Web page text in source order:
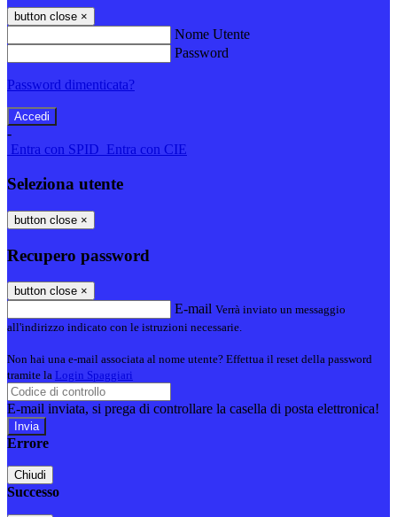
button close ×
Nome Utente
Password
Password dimenticata?
-
Entra con SPID Entra con CIE
Seleziona utente
button close ×
Recupero password
button close ×
E-mail Verrà inviato un messaggio
all'indirizzo indicato con le istruzioni necessarie.
Non hai una e-mail associata al nome utente? Effettua il reset della password
tramite la Login Spaggiari
E-mail inviata, si prega di controllare la casella di posta elettronica!
Errore
Chiudi
Successo